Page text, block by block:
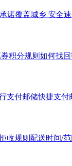
诺覆盖城乡 安全
积分规则 如何找
支付邮储快捷支付
收规则 配送时间/